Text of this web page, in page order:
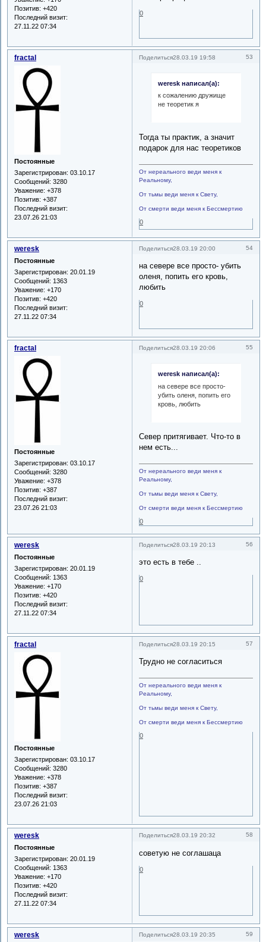
Позитив: +420
Последний визит:
27.11.22 07:34
0
Поделиться 53
28.03.19 19:58
fractal
Постоянные
Зарегистрирован: 03.10.17
Сообщений: 3280
Уважение: +378
Позитив: +387
Последний визит:
23.07.26 21:03
weresk написал(а):
к сожалению дружище
не теоретик я
Тогда ты практик, а значит
подарок для нас теоретиков
От нереального веди меня к
Реальному,
От тьмы веди меня к Свету,
От смерти веди меня к Бессмертию
0
Поделиться 54
28.03.19 20:00
weresk
Постоянные
Зарегистрирован: 20.01.19
Сообщений: 1363
Уважение: +170
Позитив: +420
Последний визит:
27.11.22 07:34
на севере все просто- убить
оленя, попить его кровь,
любить
0
Поделиться 55
28.03.19 20:06
fractal
Постоянные
Зарегистрирован: 03.10.17
Сообщений: 3280
Уважение: +378
Позитив: +387
Последний визит:
23.07.26 21:03
weresk написал(а):
на севере все просто-
убить оленя, попить его
кровь, любить
Север притягивает. Что-то в
нем есть...
От нереального веди меня к
Реальному,
От тьмы веди меня к Свету,
От смерти веди меня к Бессмертию
0
Поделиться 56
28.03.19 20:13
weresk
Постоянные
Зарегистрирован: 20.01.19
Сообщений: 1363
Уважение: +170
Позитив: +420
Последний визит:
27.11.22 07:34
это есть в тебе ..
0
Поделиться 57
28.03.19 20:15
fractal
Постоянные
Зарегистрирован: 03.10.17
Сообщений: 3280
Уважение: +378
Позитив: +387
Последний визит:
23.07.26 21:03
Трудно не согласиться
От нереального веди меня к
Реальному,
От тьмы веди меня к Свету,
От смерти веди меня к Бессмертию
0
Поделиться 58
28.03.19 20:32
weresk
Постоянные
Зарегистрирован: 20.01.19
Сообщений: 1363
Уважение: +170
Позитив: +420
Последний визит:
27.11.22 07:34
советую не соглашаца
0
Поделиться 59
28.03.19 20:35
weresk